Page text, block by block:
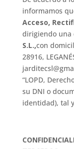
informamos
Acceso,
dirigiendo una
S.L.,con
28916,
“LOPD,
su DNI o
identidad), tal